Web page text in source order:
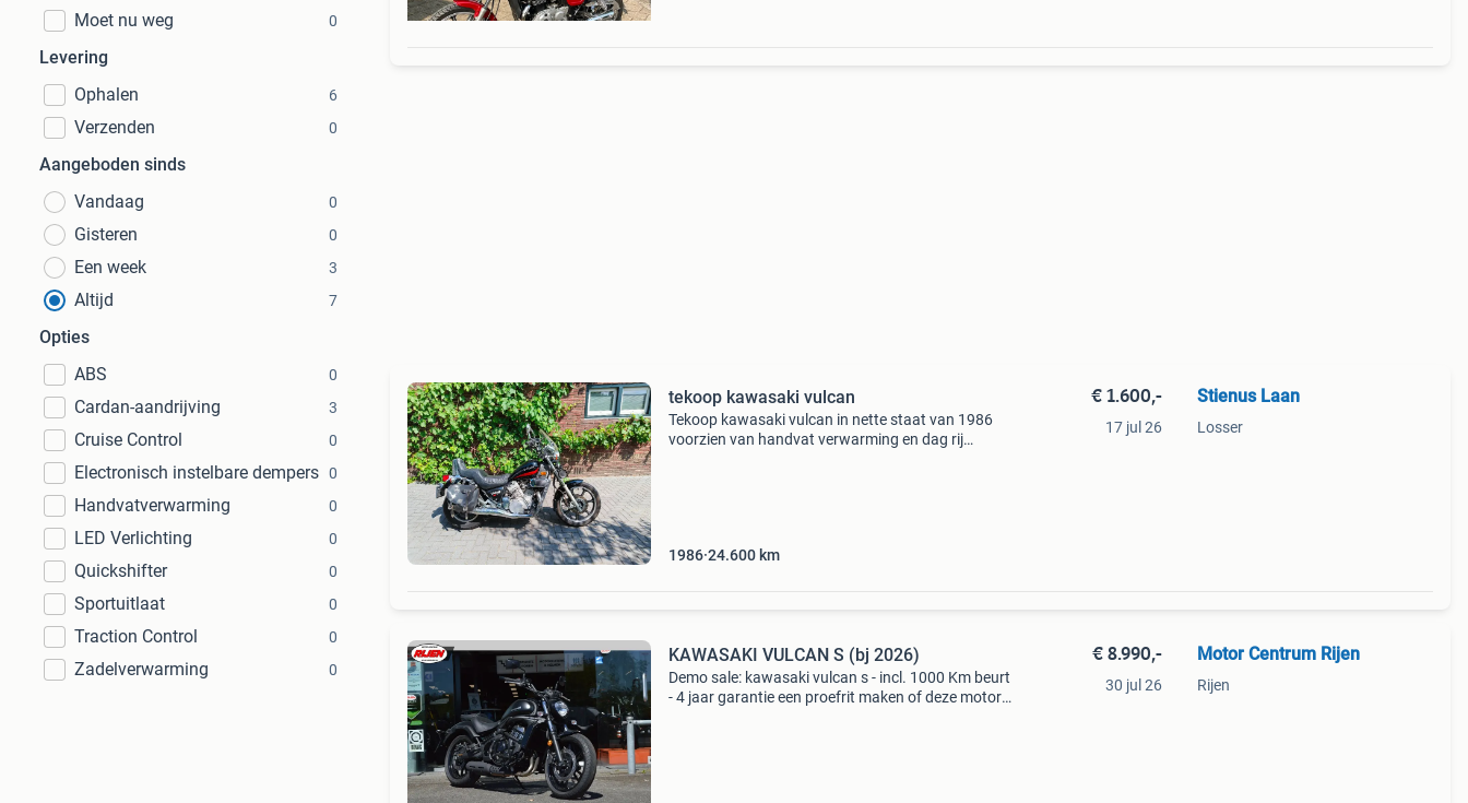
Moet nu weg
0
Levering
Ophalen
6
Verzenden 0
Aangeboden sinds
Vandaag
0
Gisteren 0
Een week 3
Altijd 7
Opties
ABS
0
Cardan-aandrijving 3
Cruise Control 0
Electronisch instelbare dempers 0
Handvatverwarming 0
LED Verlichting 0
Quickshifter 0
Sportuitlaat 0
Traction Control 0
Zadelverwarming 0
tekoop kawasaki vulcan
Tekoop kawasaki vulcan in nette staat van 1986
voorzien van handvat verwarming en dag rij
1986 24.600 km
€ 1.600,-
17 jul 26
Stienus Laan
Losser
KAWASAKI VULCAN S (bj 2026)
Demo sale: kawasaki vulcan s - incl. 1000 Km beurt
- 4 jaar garantie een proefrit maken of deze motor
€ 8.990,-
30 jul 26
Motor Centrum Rijen
Rijen